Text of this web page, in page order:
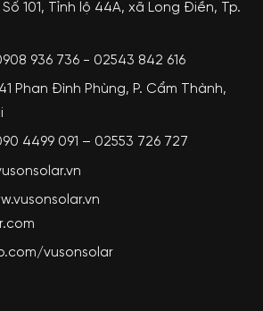
101, Tỉnh lộ 44A, xã Long Điền, Tp.
936 736 - 02543 842 616
Phan Đình Phùng, P. Cẩm Thành,
4499 091 – 02553 726 727
vusonsolar